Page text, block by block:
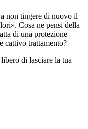
non tingere di nuovo il
Cosa ne pensi della
di una protezione
cattivo trattamento?
di lasciare la tua